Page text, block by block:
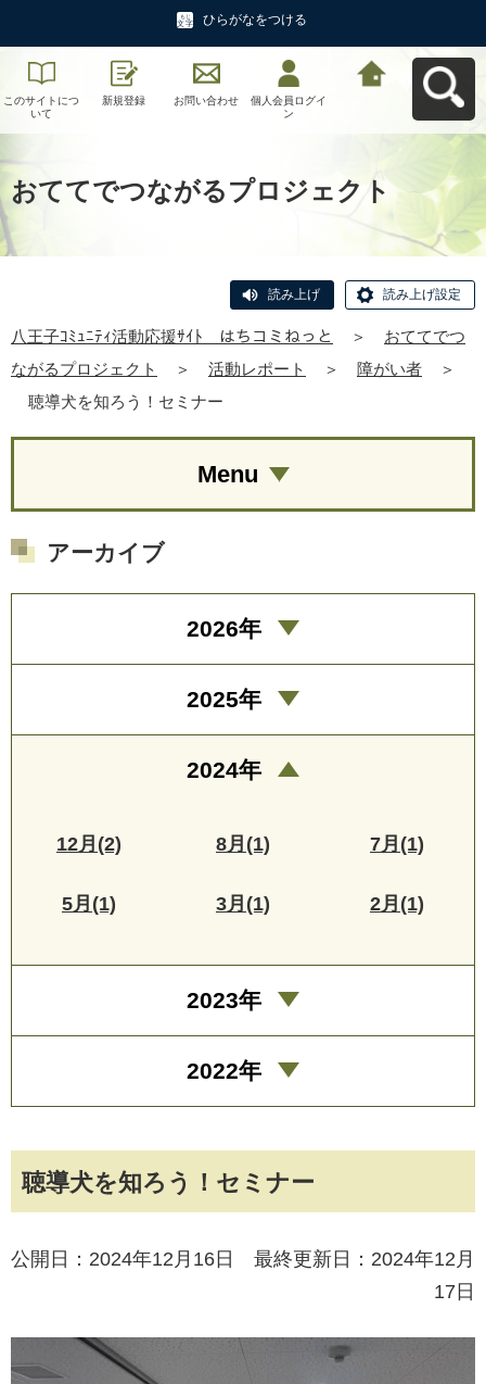
ひらがなをつける
このサイトにつ
いて
新規登録 お問い合わせ
個人会員ログイ
ン
おててでつながるプロジェクト
読み上げ 読み上げ設定
八王子ｺﾐｭﾆﾃｨ活動応援ｻｲﾄ はちコミねっと ＞
おててでつ
ながるプロジェクト
＞ 活動レポート ＞ 障がい者
＞
聴導犬を知ろう！セミナー
聴導犬を知ろう！セミナー
公開日：2024年12月16日 最終更新日：2024年12月
17日
Menu
アーカイブ
2026年
2025年
2024年
12月(2) 8月(1) 7月(1)
5月(1) 3月(1) 2月(1)
2023年
2022年